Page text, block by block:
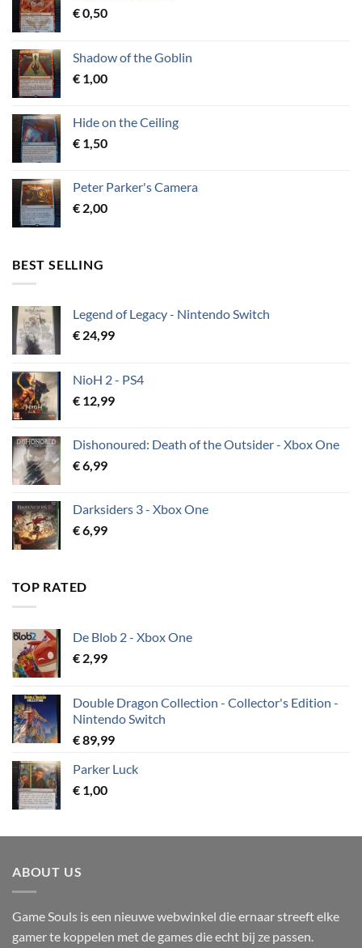
€0,50
Shadow of the Goblin
€ 1,00
Hide on the Ceiling
€ 1,50
Peter Parker's Camera
€ 2,00
BEST SELLING
Legend of Legacy - Nintendo Switch
€ 24,99
NioH 2 - PS4
€ 12,99
Dishonoured: Death of the Outsider - Xbox One
€6,99
Darksiders 3 - Xbox One
€6,99
TOP RATED
De Blob 2 - Xbox One
€ 2,99
Double Dragon Collection - Collector's Edition -
Nintendo Switch
€89,99
Parker Luck
€ 1,00
ABOUT US
Game Souls is een nieuwe webwinkel die ernaar streeft elke
gamer te koppelen met de games die echt bij ze passen.